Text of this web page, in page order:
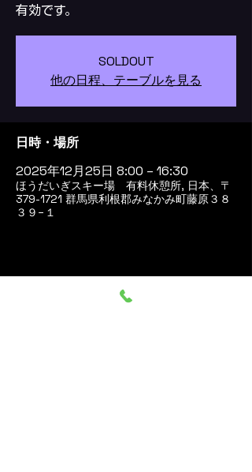
SOLDOUT
他の日程、テーブルを見る
日時・場所
2025年12月25日 8:00 – 16:30
ほうだいぎスキー場 有料休憩所, 日本、〒
379-1721 群馬県利根郡みなかみ町藤原３８
３９−１
このイベントをシェア